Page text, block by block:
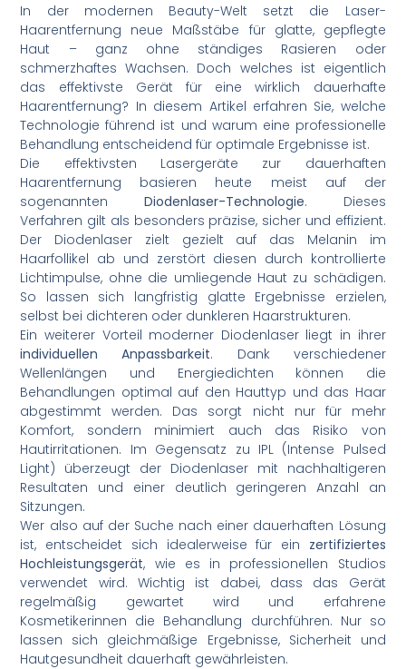
In der modernen Beauty-Welt setzt die Laser-
Haarentfernung neue Maßstäbe für glatte, gepflegte
Haut – ganz ohne ständiges Rasieren oder
schmerzhaftes Wachsen. Doch welches ist eigentlich
das effektivste Gerät für eine wirklich dauerhafte
Haarentfernung? In diesem Artikel erfahren Sie, welche
Technologie führend ist und warum eine professionelle
Behandlung entscheidend für optimale Ergebnisse ist.
Die effektivsten Lasergeräte zur dauerhaften
Haarentfernung basieren heute meist auf der
sogenannten Diodenlaser-Technologie. Dieses
Verfahren gilt als besonders präzise, sicher und effizient.
Der Diodenlaser zielt gezielt auf das Melanin im
Haarfollikel ab und zerstört diesen durch kontrollierte
Lichtimpulse, ohne die umliegende Haut zu schädigen.
So lassen sich langfristig glatte Ergebnisse erzielen,
selbst bei dichteren oder dunkleren Haarstrukturen.
Ein weiterer Vorteil moderner Diodenlaser liegt in ihrer
individuellen Anpassbarkeit. Dank verschiedener
Wellenlängen und Energiedichten können die
Behandlungen optimal auf den Hauttyp und das Haar
abgestimmt werden. Das sorgt nicht nur für mehr
Komfort, sondern minimiert auch das Risiko von
Hautirritationen. Im Gegensatz zu IPL (Intense Pulsed
Light) überzeugt der Diodenlaser mit nachhaltigeren
Resultaten und einer deutlich geringeren Anzahl an
Sitzungen.
Wer also auf der Suche nach einer dauerhaften Lösung
ist, entscheidet sich idealerweise für ein zertifiziertes
Hochleistungsgerät, wie es in professionellen Studios
verwendet wird. Wichtig ist dabei, dass das Gerät
regelmäßig gewartet wird und erfahrene
Kosmetikerinnen die Behandlung durchführen. Nur so
lassen sich gleichmäßige Ergebnisse, Sicherheit und
Hautgesundheit dauerhaft gewährleisten.